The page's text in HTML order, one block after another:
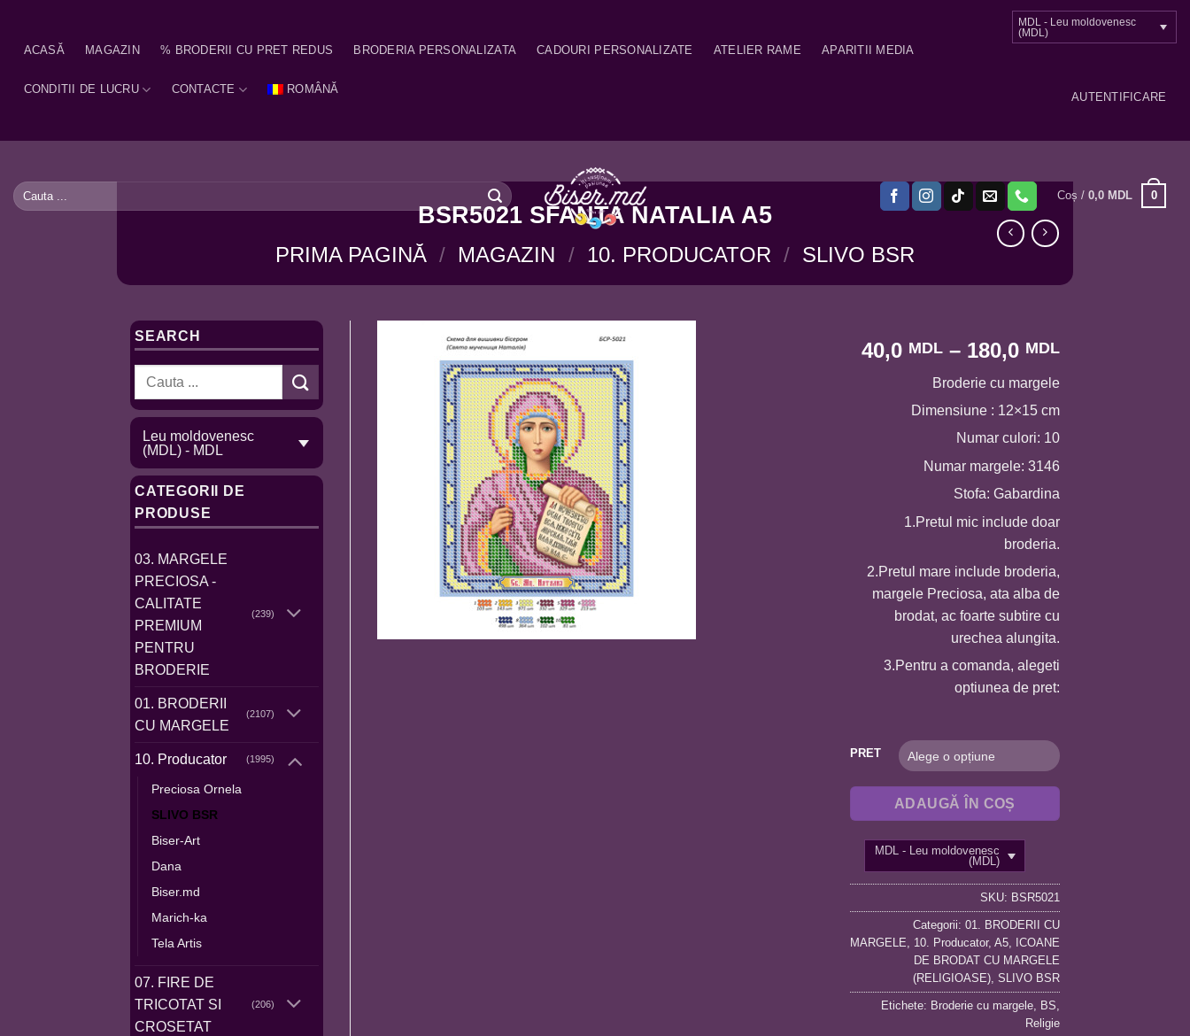
contentACASĂ MAGAZIN % BRODERII CU PRET REDUS BRODERIA PERSONALIZATA CADOURI PERSONALIZATE ATELIER RAME APARITII MEDIA
CONDITII DE LUCRU CONTACTE ROMÂNĂ
MDL - Leu moldovenesc
(MDL)
AUTENTIFICARE
Caută
după:
Coș /0,0 MDL 0
BSR5021 SFANTA NATALIA A5
PRIMA PAGINĂ / MAGAZIN / 10. PRODUCATOR / SLIVO BSR
SEARCH
Caută
Leu moldovenesc
(MDL) - MDL
CATEGORII DE
PRODUSE
03. MARGELE
PRECIOSA -
CALITATE
PREMIUM
PENTRU
BRODERIE
(239)
01. BRODERII
CU MARGELE
(2107)
10. Producator (1995)
Preciosa Ornela
SLIVO BSR
Biser-Art
Dana
Biser.md
Marich-ka
Tela Artis
07. FIRE DE
TRICOTAT SI
CROSETAT
(206)
40,0 MDL – 180,0 MDLInterval
prețuri:
40,0 MDL
până
Broderie cu margele
Dimensiune : 12×15 cm
Numar culori: 10
Numar margele: 3146
Stofa: Gabardina
1.Pretul mic include doar
broderia.
2.Pretul mare include broderia,
margele Preciosa, ata alba de
brodat, ac foarte subtire cu
urechea alungita.
3.Pentru a comanda, alegeti
optiunea de pret:
PRET
ADAUGĂ ÎN COȘ
MDL - Leu moldovenesc
(MDL)
SKU: BSR5021
Categorii: 01. BRODERII CU
MARGELE, 10. Producator, A5, ICOANE
DE BRODAT CU MARGELE
(RELIGIOASE), SLIVO BSR
Etichete: Broderie cu margele, BS,
Religie